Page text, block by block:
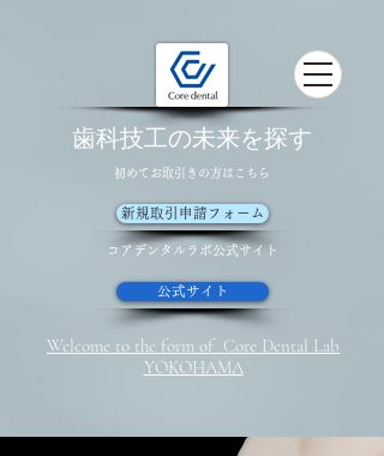
歯科技工の未来を探す
初めてお取引きの方はこちら
新規取引申請フォーム
コアデンタルラボ​公式サイト
公式サイト
Welcome to the form of Core Dental Lab
YOKOHAMA